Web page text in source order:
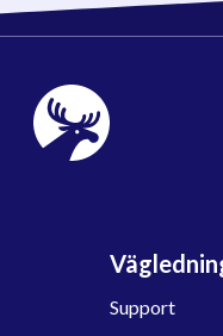
Support